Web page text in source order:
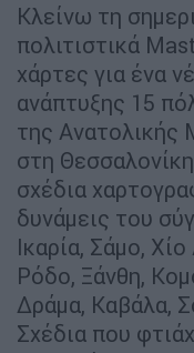
Κλείνω τη
πολιτιστικά
χάρτες για ένα
ανάπτυξης 15
της Ανατολικής
στη
σχέδια
δυνάμεις του
Ικαρία, Σάμο,
Ρόδο, Ξάνθη,
Δράμα, Καβάλα,
Σχέδια που